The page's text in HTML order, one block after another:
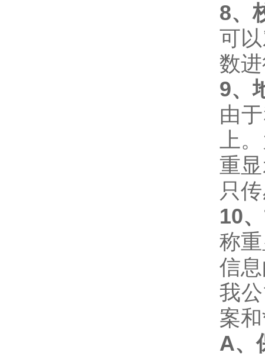
8、
可
数
9、
由
上
重
只
10
称
信
我
案
A、